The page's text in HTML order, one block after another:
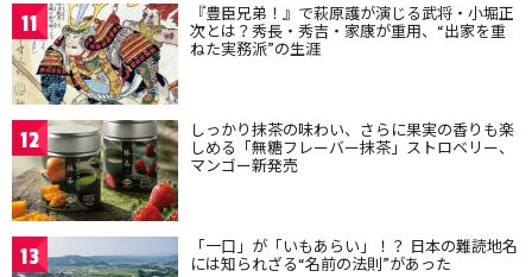
11 『豊臣兄弟！』で萩原護が演じる武将・小堀正
次とは？秀長・秀吉・家康が重用、“出家を重
ねた実務派”の生涯
12 しっかり抹茶の味わい、さらに果実の香りも楽
しめる「無糖フレーバー抹茶」ストロベリー、
マンゴー新発売
13 「一口」が「いもあらい」！？ 日本の難読地名
には知られざる“名前の法則”があった